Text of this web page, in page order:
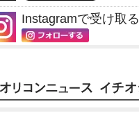
Instagramで受け取る